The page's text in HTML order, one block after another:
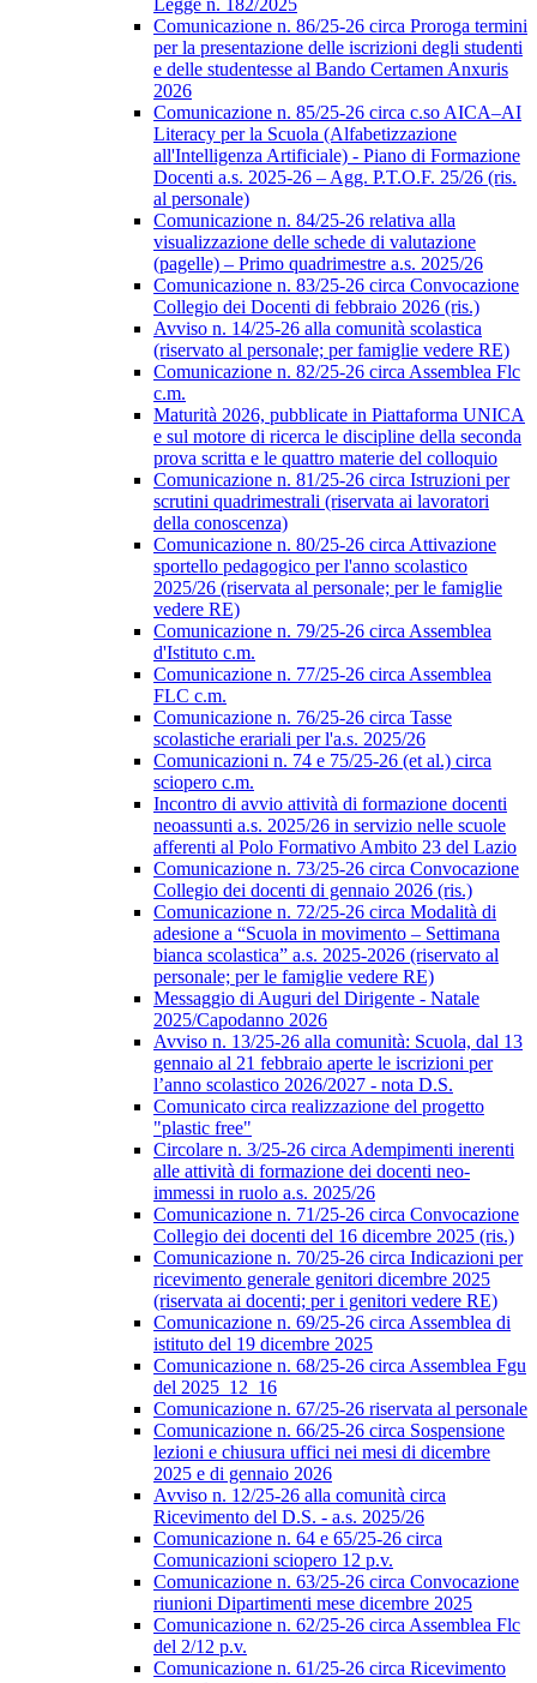
Legge n. 182/2025
Comunicazione n. 86/25-26 circa Proroga termini
per la presentazione delle iscrizioni degli studenti
e delle studentesse al Bando Certamen Anxuris
2026
Comunicazione n. 85/25-26 circa c.so AICA–AI
Literacy per la Scuola (Alfabetizzazione
all'Intelligenza Artificiale) - Piano di Formazione
Docenti a.s. 2025-26 – Agg. P.T.O.F. 25/26 (ris.
al personale)
Comunicazione n. 84/25-26 relativa alla
visualizzazione delle schede di valutazione
(pagelle) – Primo quadrimestre a.s. 2025/26
Comunicazione n. 83/25-26 circa Convocazione
Collegio dei Docenti di febbraio 2026 (ris.)
Avviso n. 14/25-26 alla comunità scolastica
(riservato al personale; per famiglie vedere RE)
Comunicazione n. 82/25-26 circa Assemblea Flc
c.m.
Maturità 2026, pubblicate in Piattaforma UNICA
e sul motore di ricerca le discipline della seconda
prova scritta e le quattro materie del colloquio
Comunicazione n. 81/25-26 circa Istruzioni per
scrutini quadrimestrali (riservata ai lavoratori
della conoscenza)
Comunicazione n. 80/25-26 circa Attivazione
sportello pedagogico per l'anno scolastico
2025/26 (riservata al personale; per le famiglie
vedere RE)
Comunicazione n. 79/25-26 circa Assemblea
d'Istituto c.m.
Comunicazione n. 77/25-26 circa Assemblea
FLC c.m.
Comunicazione n. 76/25-26 circa Tasse
scolastiche erariali per l'a.s. 2025/26
Comunicazioni n. 74 e 75/25-26 (et al.) circa
sciopero c.m.
Incontro di avvio attività di formazione docenti
neoassunti a.s. 2025/26 in servizio nelle scuole
afferenti al Polo Formativo Ambito 23 del Lazio
Comunicazione n. 73/25-26 circa Convocazione
Collegio dei docenti di gennaio 2026 (ris.)
Comunicazione n. 72/25-26 circa Modalità di
adesione a “Scuola in movimento – Settimana
bianca scolastica” a.s. 2025-2026 (riservato al
personale; per le famiglie vedere RE)
Messaggio di Auguri del Dirigente - Natale
2025/Capodanno 2026
Avviso n. 13/25-26 alla comunità: Scuola, dal 13
gennaio al 21 febbraio aperte le iscrizioni per
l’anno scolastico 2026/2027 - nota D.S.
Comunicato circa realizzazione del progetto
"plastic free"
Circolare n. 3/25-26 circa Adempimenti inerenti
alle attività di formazione dei docenti neo-
immessi in ruolo a.s. 2025/26
Comunicazione n. 71/25-26 circa Convocazione
Collegio dei docenti del 16 dicembre 2025 (ris.)
Comunicazione n. 70/25-26 circa Indicazioni per
ricevimento generale genitori dicembre 2025
(riservata ai docenti; per i genitori vedere RE)
Comunicazione n. 69/25-26 circa Assemblea di
istituto del 19 dicembre 2025
Comunicazione n. 68/25-26 circa Assemblea Fgu
del 2025_12_16
Comunicazione n. 67/25-26 riservata al personale
Comunicazione n. 66/25-26 circa Sospensione
lezioni e chiusura uffici nei mesi di dicembre
2025 e di gennaio 2026
Avviso n. 12/25-26 alla comunità circa
Ricevimento del D.S. - a.s. 2025/26
Comunicazione n. 64 e 65/25-26 circa
Comunicazioni sciopero 12 p.v.
Comunicazione n. 63/25-26 circa Convocazione
riunioni Dipartimenti mese dicembre 2025
Comunicazione n. 62/25-26 circa Assemblea Flc
del 2/12 p.v.
Comunicazione n. 61/25-26 circa Ricevimento